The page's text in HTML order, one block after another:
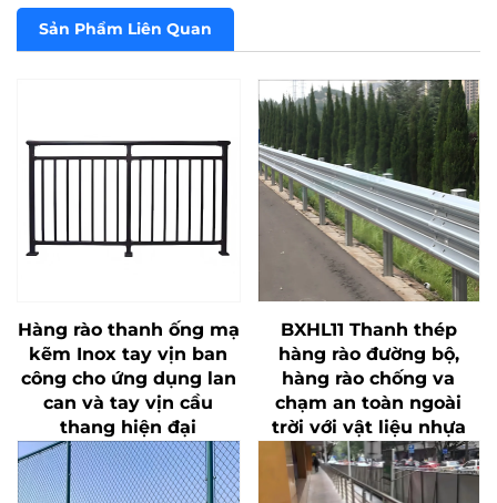
Sản Phẩm Liên Quan
Hàng rào thanh ống mạ
kẽm Inox tay vịn ban
công cho ứng dụng lan
can và tay vịn cầu
thang hiện đại
BXHL11 Thanh thép
hàng rào đường bộ,
hàng rào chống va
chạm an toàn ngoài
trời với vật liệu nhựa